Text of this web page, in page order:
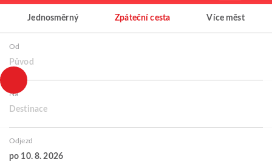
Jednosměrný Zpáteční cesta Více měst
Od
Původ
Na
Destinace
Odjezd
po 10. 8. 2026